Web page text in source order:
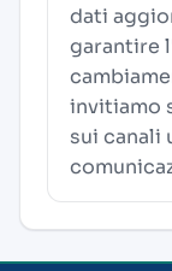
dati
garantire
invitiamo
sui canali